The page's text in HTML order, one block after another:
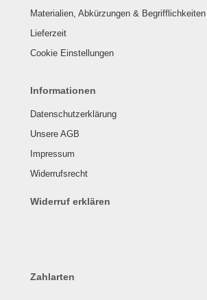
Materialien, Abkürzungen & Begrifflichkeiten
Lieferzeit
Cookie Einstellungen
Informationen
Datenschutzerklärung
Unsere AGB
Impressum
Widerrufsrecht
Widerruf erklären
Zahlarten